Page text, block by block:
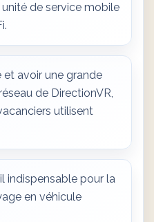
de service mobile
avoir une grande
de DirectionVR,
utilisent
indispensable pour la
en véhicule